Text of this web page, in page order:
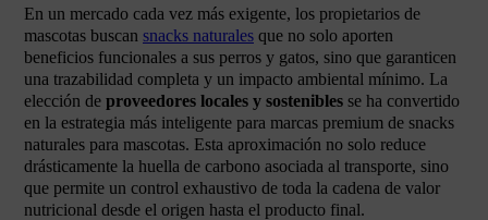
En un mercado cada vez más exigente, los propietarios de
mascotas buscan snacks naturales que no solo aporten
beneficios funcionales a sus perros y gatos, sino que garanticen
una trazabilidad completa y un impacto ambiental mínimo. La
elección de proveedores locales y sostenibles se ha convertido
en la estrategia más inteligente para marcas premium de snacks
naturales para mascotas. Esta aproximación no solo reduce
drásticamente la huella de carbono asociada al transporte, sino
que permite un control exhaustivo de toda la cadena de valor
nutricional desde el origen hasta el producto final.